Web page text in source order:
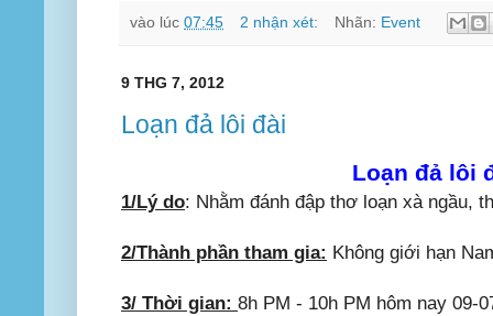
vào lúc 07:45 2 nhận xét: Nhãn: Event
9 THG 7, 2012
Loạn đả lôi đài
Loạn đả lôi
1/Lý do: Nhằm đánh đập thơ loạn xà ngầu,
2/Thành phần tham gia: Không giới hạn
3/ Thời gian: 8h PM - 10h PM hôm nay 09-